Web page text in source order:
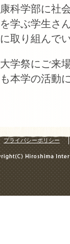
康科学部に社
を学ぶ学生さ
に取り組んで
大学祭にご来
も本学の活動
プライバシーポリシー